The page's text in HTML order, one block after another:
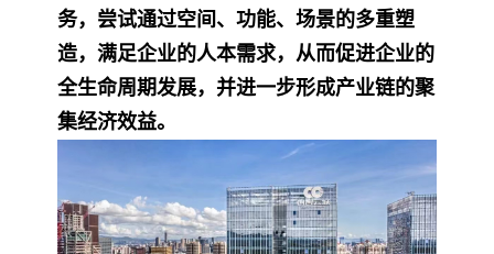
务，尝试通过空间、功能、场景的多重塑
造，满足企业的人本需求，从而促进企业的
全生命周期发展，并进一步形成产业链的聚
集经济效益。